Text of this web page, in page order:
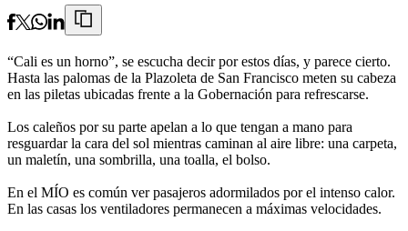
“Cali es un horno”, se escucha decir por estos días, y parece cierto.
Hasta las palomas de la Plazoleta de San Francisco meten su cabeza
en las piletas ubicadas frente a la Gobernación para refrescarse.
Los caleños por su parte apelan a lo que tengan a mano para
resguardar la cara del sol mientras caminan al aire libre: una carpeta,
un maletín, una sombrilla, una toalla, el bolso.
En el MÍO es común ver pasajeros adormilados por el intenso calor.
En las casas los ventiladores permanecen a máximas velocidades.